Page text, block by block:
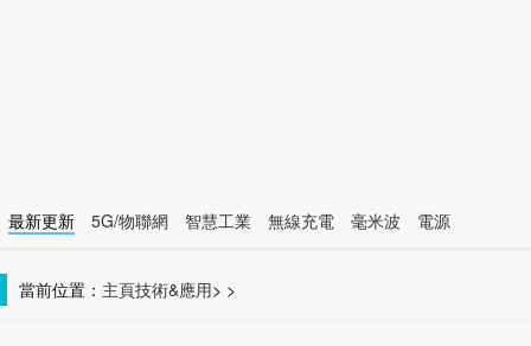
最新更新 5G/物聯網 智慧工業 無線充電 毫米波
電源
當前位置： 主頁 >
技術&應用 >